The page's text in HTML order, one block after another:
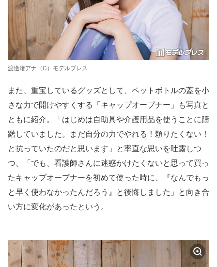
渡邊渚アナ（C）モデルプレス
また、重宝しているグッズとして、ペットボトルの蓋を小
さな力で開けやすくする「キャップオープナー」も写真と
ともに紹介。「はじめは自助具や介護用品を使うことに躊
躇していました。まだ自分の力でやれる！頼りたくない！
と抗っていたのだと思います」と率直な思いを吐露しつ
つ、「でも、看護師さんに迷惑かけたくないと思って買っ
たキャップオープナーを初めて使った時に、『なんでもっ
と早く使わなかったんだろう』と後悔しました」と向き合
い方に変化があったという。